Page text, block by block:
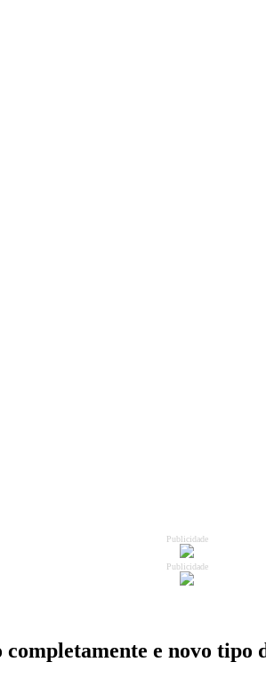
Publicidade
Publicidade
e novo tipo